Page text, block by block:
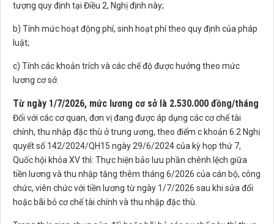
tượng quy định tại Điều 2, Nghị định này;
b) Tính mức hoạt động phí, sinh hoạt phí theo quy định của pháp
luật;
c) Tính các khoản trích và các chế độ được hưởng theo mức
lương cơ sở.
Từ ngày 1/7/2026, mức lương cơ sở là 2.530.000 đồng/tháng
Đối với các cơ quan, đơn vị đang được áp dụng các cơ chế tài
chính, thu nhập đặc thù ở trung ương, theo điểm c khoản 6.2 Nghị
quyết số 142/2024/QH15 ngày 29/6/2024 của kỳ họp thứ 7,
Quốc hội khóa XV thì: Thực hiện bảo lưu phần chênh lệch giữa
tiền lương và thu nhập tăng thêm tháng 6/2026 của cán bộ, công
chức, viên chức với tiền lương từ ngày 1/7/2026 sau khi sửa đổi
hoặc bãi bỏ cơ chế tài chính và thu nhập đặc thù.